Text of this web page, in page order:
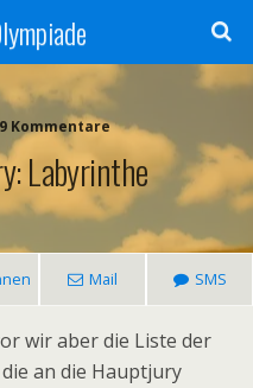
Kommentare
Labyrinthe
Mail SMS
wir aber die Liste der
an die Hauptjury